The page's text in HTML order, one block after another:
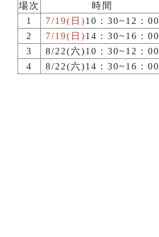
場次 時間
1
7/19(日)10：30~12：00
2 7/19(日)14：30~16：00
3
8/22(六)10：30~12：00
4 8/22(六)14：30~16：00